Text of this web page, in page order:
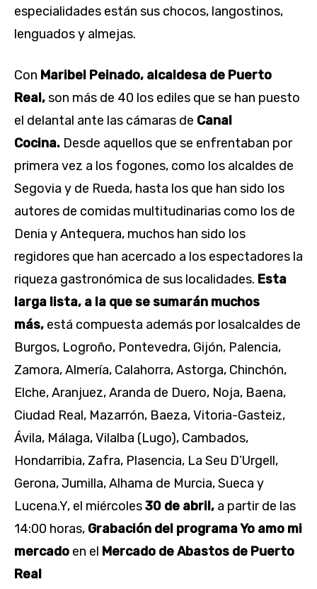
especialidades están sus chocos, langostinos,
lenguados y almejas.
Con Maribel Peinado, alcaldesa de Puerto
Real,son más de 40 los ediles que se han puesto
el delantal ante las cámaras de Canal
Cocina. Desde aquellos que se enfrentaban por
primera vez a los fogones, como los alcaldes de
Segovia y de Rueda, hasta los que han sido los
autores de comidas multitudinarias como los de
Denia y Antequera, muchos han sido los
regidores que han acercado a los espectadores la
riqueza gastronómica de sus localidades. Esta
larga lista, a la que se sumarán muchos
más, está compuesta además por losalcaldes de
Burgos, Logroño, Pontevedra, Gijón, Palencia,
Zamora, Almería, Calahorra, Astorga, Chinchón,
Elche, Aranjuez, Aranda de Duero, Noja, Baena,
Ciudad Real, Mazarrón, Baeza, Vitoria-Gasteiz,
Ávila, Málaga, Vilalba (Lugo), Cambados,
Hondarribia, Zafra, Plasencia, La Seu D’Urgell,
Gerona, Jumilla, Alhama de Murcia, Sueca y
Lucena.Y, el miércoles30 de abril, a partir de las
14:00 horas, Grabación del programa Yo amo mi
mercado en el Mercado de Abastos de Puerto
Real